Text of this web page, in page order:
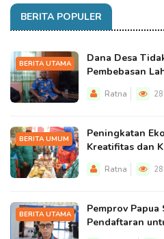
BERITA POPULER
BERITA UTAMA
Dana Desa
Pembebasan
Ratna
BERITA UMUM
Peningkatan
Kreatifitas dan
Ratna
BERITA UTAMA
Pemprov Papua
Pendaftaran